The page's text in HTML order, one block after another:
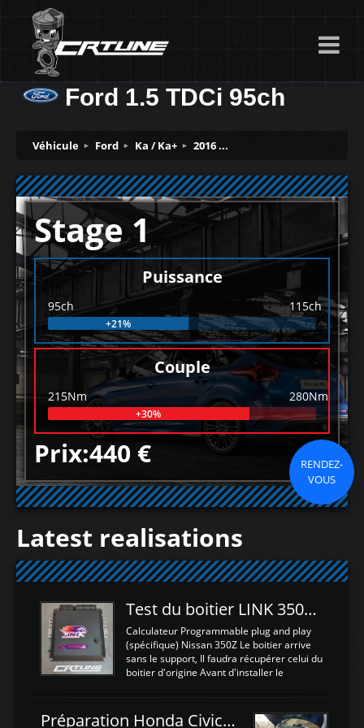
Ford 1.5 TDCi 95ch
Véhicule Ford Ka / Ka+ 2016 ...
Stage 1
Puissance
95ch 115ch
+21%
Couple
215Nm 280Nm
+30%
Prix:440 €
RENDEZ-
VOUS
Latest realisations
Test du boitier LINK 350Z Plugin ECU
Calculateur Programmable plug and play
(spécifique) Nissan 350Z Le boitier arrive
sans le support, Il faudra récupérer celui du
boitier d'origine Avant d'installer le
d'envoyer l'information de la large bande
Préparation Honda Civic Type R FK2